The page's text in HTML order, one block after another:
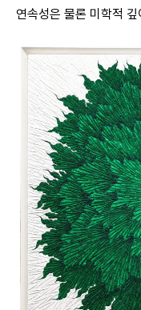
연속성은 물론 미학적